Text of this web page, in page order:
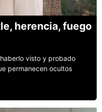
herencia, fuego
visto y probado
permanecen ocultos